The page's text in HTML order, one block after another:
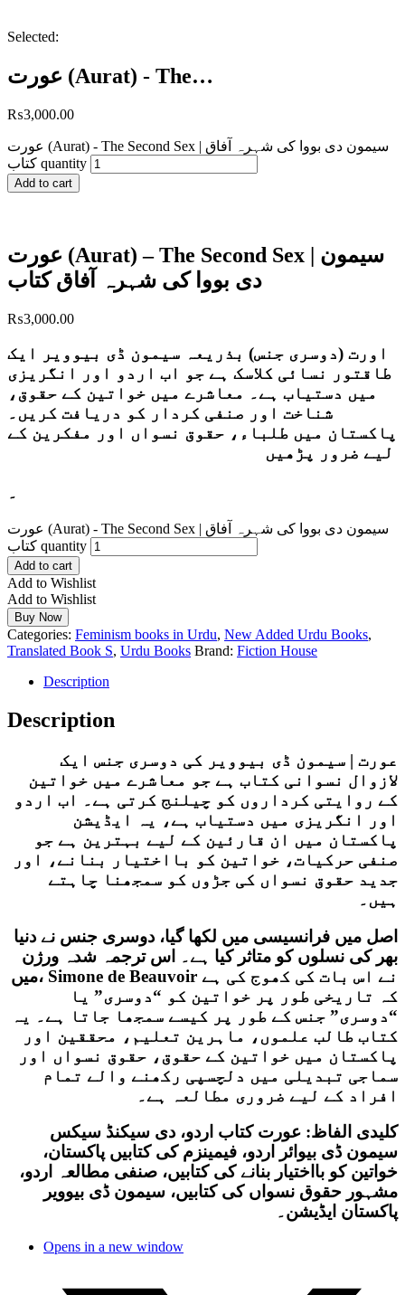
Selected:
عورت (Aurat) - The…
₨3,000.00
عورت (Aurat) - The Second Sex | سیمون دی بووا کی شہرہ آفاق
کتاب quantity
Add to cart
عورت (Aurat) – The Second Sex | سیمون
دی بووا کی شہرہ آفاق کتاب
₨3,000.00
اورت (دوسری جنس) بذریعہ سیمون ڈی بیوویر ایک
طاقتور نسائی کلاسک ہے جو اب اردو اور انگریزی
میں دستیاب ہے۔ معاشرے میں خواتین کے حقوق،
شناخت اور صنفی کردار کو دریافت کریں۔
پاکستان میں طلباء، حقوق نسواں اور مفکرین کے
لیے ضرور پڑھیں
۔
عورت (Aurat) - The Second Sex | سیمون دی بووا کی شہرہ آفاق
کتاب quantity
Add to cart
Add to Wishlist
Add to Wishlist
Buy Now
Categories: Feminism books in Urdu, New Added Urdu Books,
Translated Book S, Urdu Books Brand: Fiction House
Description
Description
عورت | سیمون ڈی بیوویر کی دوسری جنس ایک
لازوال نسوانی کتاب ہے جو معاشرے میں خواتین
کے روایتی کرداروں کو چیلنج کرتی ہے۔ اب اردو
اور انگریزی میں دستیاب ہے، یہ ایڈیشن
پاکستان میں ان قارئین کے لیے بہترین ہے جو
صنفی حرکیات، خواتین کو بااختیار بنانے، اور
جدید حقوق نسواں کی جڑوں کو سمجھنا چاہتے
ہیں۔
اصل میں فرانسیسی میں لکھا گیا، دوسری جنس نے دنیا
بھر کی نسلوں کو متاثر کیا ہے۔ اس ترجمہ شدہ ورژن
میں، Simone de Beauvoir نے اس بات کی کھوج کی ہے
کہ تاریخی طور پر خواتین کو “دوسری” یا
“دوسری” جنس کے طور پر کیسے سمجھا جاتا ہے۔ یہ
کتاب طالب علموں، ماہرین تعلیم، محققین اور
پاکستان میں خواتین کے حقوق، حقوق نسواں اور
سماجی تبدیلی میں دلچسپی رکھنے والے تمام
افراد کے لیے ضروری مطالعہ ہے۔
کلیدی الفاظ: عورت کتاب اردو، دی سیکنڈ سیکس
سیمون ڈی بیوائر اردو، فیمینزم کی کتابیں پاکستان،
خواتین کو بااختیار بنانے کی کتابیں، صنفی مطالعہ اردو،
مشہور حقوق نسواں کی کتابیں، سیمون ڈی بیوویر
پاکستان ایڈیشن۔
Opens in a new window